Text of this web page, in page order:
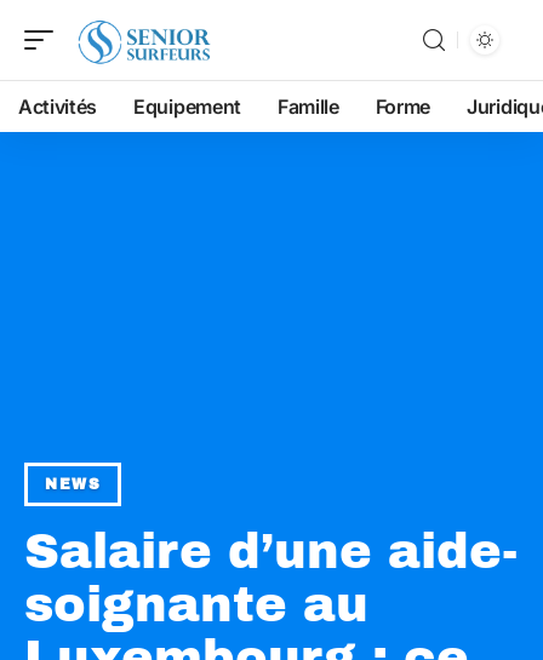
Activités Equipement Famille Forme
NEWS
Salaire d’une aide-
soignante au